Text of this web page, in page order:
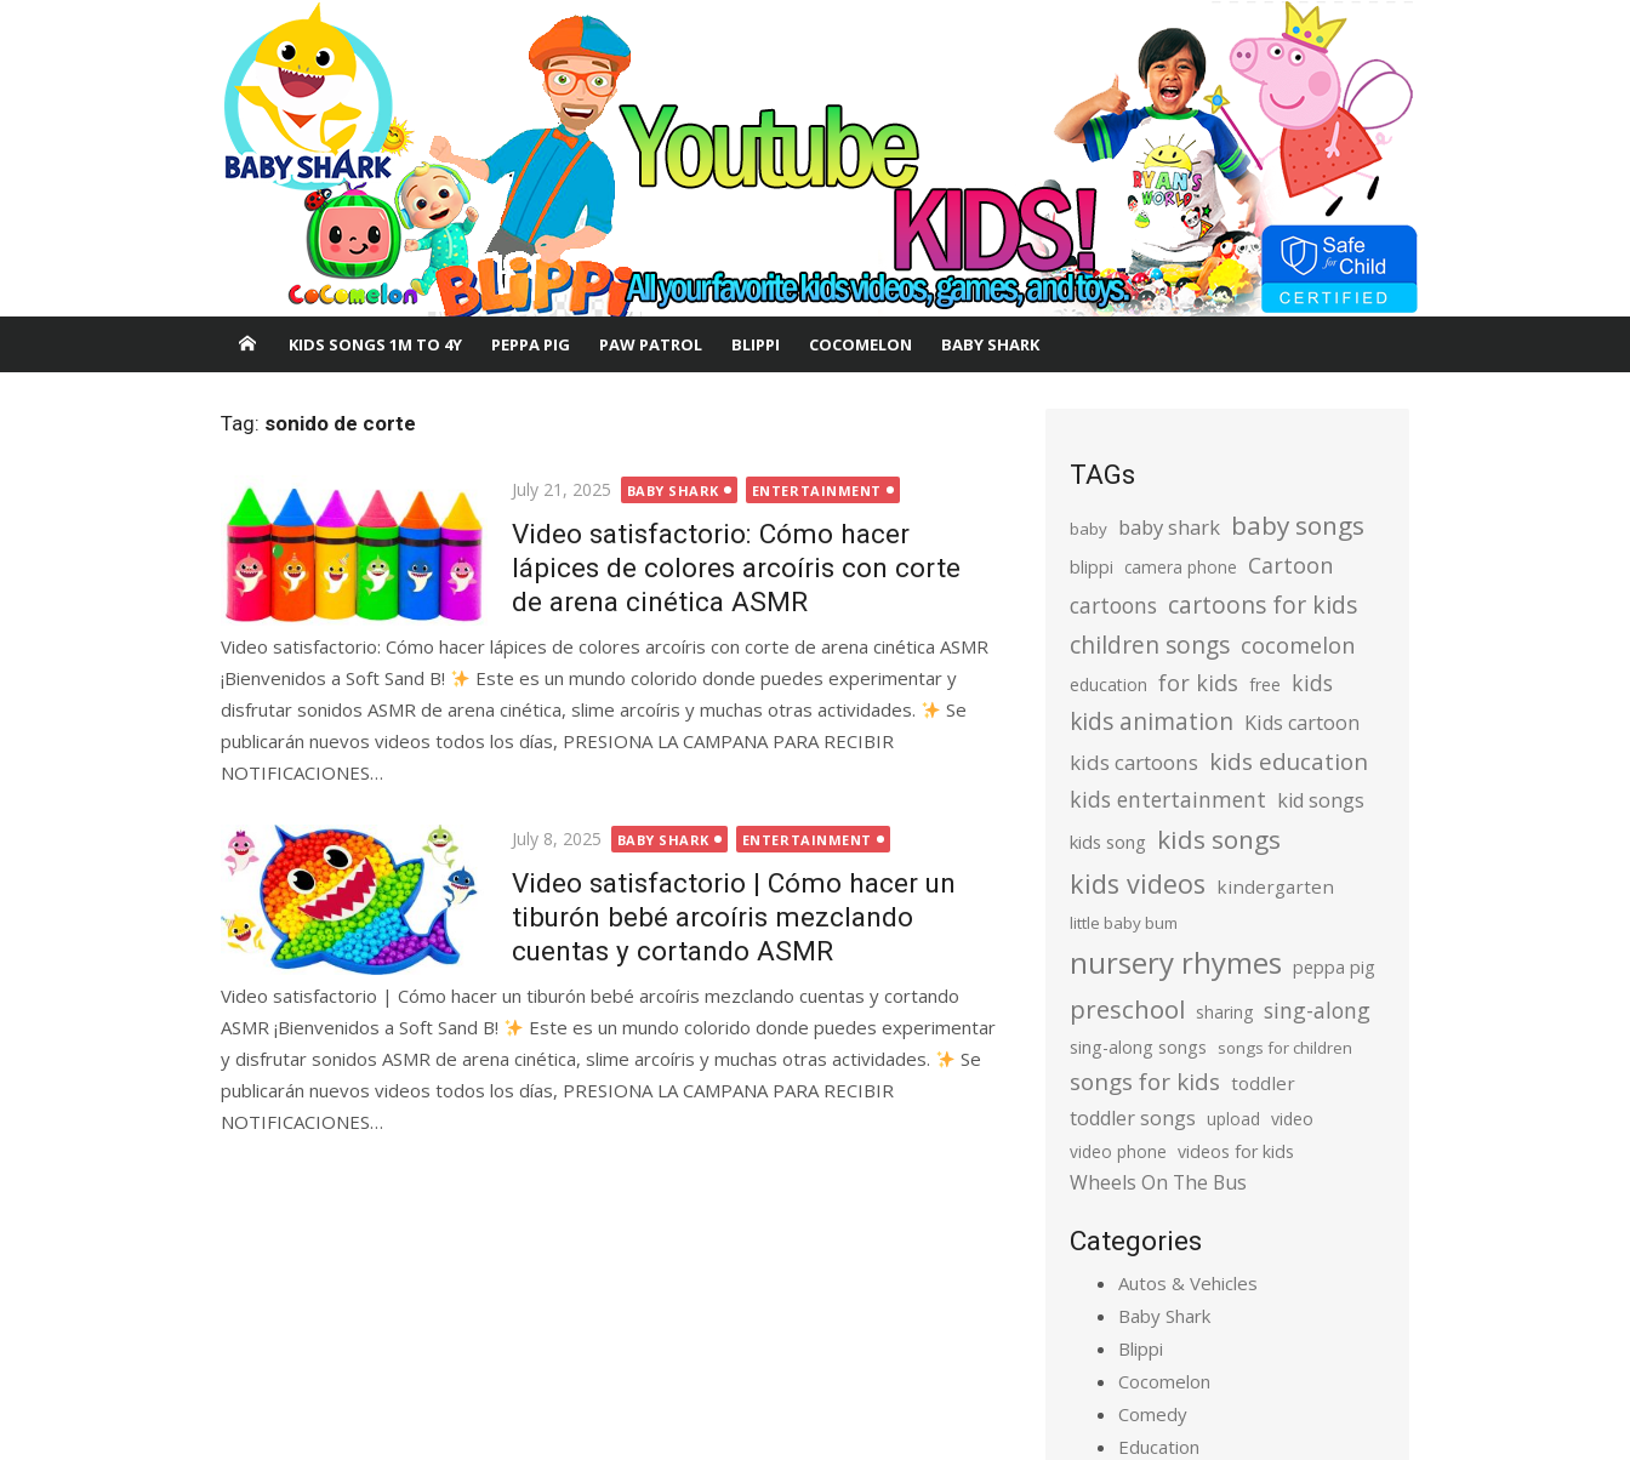
KIDS SONGS 1M TO 4Y PEPPA PIG PAW PATROL BLIPPI COCOMELON BABY SHARK
Tag: sonido de corte
Posted
July 21, 2025 BABY SHARK ENTERTAINMENT
Video satisfactorio: Cómo hacer
lápices de colores arcoíris con corte
de arena cinética ASMR
Video satisfactorio: Cómo hacer lápices de colores arcoíris con corte de arena cinética ASMR
¡Bienvenidos a Soft Sand B!
Este es un mundo colorido donde puedes experimentar y
disfrutar sonidos ASMR de arena cinética, slime arcoíris y muchas otras actividades.
Se
publicarán nuevos videos todos los días, PRESIONA LA CAMPANA PARA RECIBIR
NOTIFICACIONES…
Posted
July 8, 2025 BABY SHARK ENTERTAINMENT
Video satisfactorio | Cómo hacer un
tiburón bebé arcoíris mezclando
cuentas y cortando ASMR
Video satisfactorio | Cómo hacer un tiburón bebé arcoíris mezclando cuentas y cortando
ASMR ¡Bienvenidos a Soft Sand B!
Este es un mundo colorido donde puedes experimentar
y disfrutar sonidos ASMR de arena cinética, slime arcoíris y muchas otras actividades.
Se
publicarán nuevos videos todos los días, PRESIONA LA CAMPANA PARA RECIBIR
NOTIFICACIONES…
TAGs
baby baby shark baby songs
blippi camera phone Cartoon
cartoons cartoons for kids
children songs cocomelon
education for kids free kids
kids animation Kids cartoon
kids cartoons kids education
kids entertainment kid songs
kids song kids songs
kids videos kindergarten
little baby bum
nursery rhymes peppa pig
preschool sharing sing-along
sing-along songs songs for children
songs for kids toddler
toddler songs upload video
video phone videos for kids
Wheels On The Bus
Categories
Autos & Vehicles
Baby Shark
Blippi
Cocomelon
Comedy
Education